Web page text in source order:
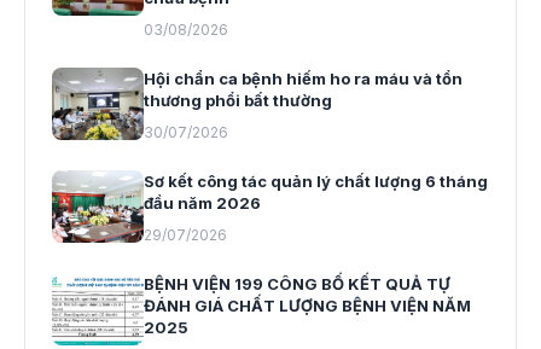
03/08/2026
Hội chẩn ca bệnh hiếm ho ra máu và tổn
thương phổi bất thường
30/07/2026
Sơ kết công tác quản lý chất lượng 6 tháng
đầu năm 2026
29/07/2026
BỆNH VIỆN 199 CÔNG BỐ KẾT QUẢ TỰ
ĐÁNH GIÁ CHẤT LƯỢNG BỆNH VIỆN NĂM
2025